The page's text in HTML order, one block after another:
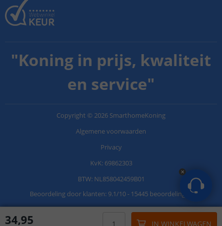
34,95 IN WINKELWAGEN
"Koning in prijs, kwaliteit
en service"
Copyright © 2026 SmarthomeKoning
Algemene voorwaarden
Privacy
KvK: 69862303
BTW: NL858042459B01
Beoordeling door klanten: 9.1/10- 15445 beoordelingen